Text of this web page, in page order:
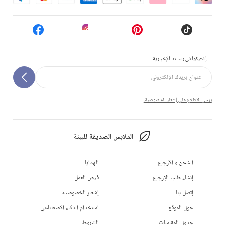
إشتركوا في رسالتنا الإخبارية
يرجى الاطلاع على إشعار الخصوصية.
الملابس الصديقة للبيئة
الشحن و الأرجاع
إنشاء طلب الإرجاع
إتصل بنا
حول الموقع
جدول المقاسات
الهدايا
فرص العمل
إشعار الخصوصية
استخدام الذكاء الاصطناعي
الشروط